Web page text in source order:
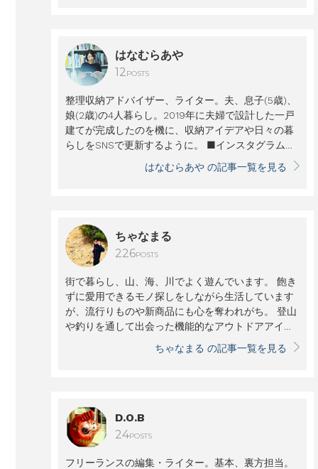
はなむらあや
12POSTS
整理収納アドバイザー、ライター。夫、息子(5歳)、
娘(2歳)の4人暮らし。2019年に夫婦で設計した一戸
建てが完成したのを機に、収納アイデアや日々の暮
らしをSNSで更新するように。 ■インスタグラム＠
はなむらあや の記事一覧を見る
ちゃなまる
226POSTS
街で暮らし、山、海、川でよく遊んでいます。 飽き
ずに愛用できるモノ探しをしながら生活しています
が、流行りものや新商品にも心を奪われがち。 登山
や釣りを通して出会った機能的なアウトドアアイテ
ちゃなまる の記事一覧を見る
D.O.B
24POSTS
フリーランスの編集・ライター。基本、裏方担当。